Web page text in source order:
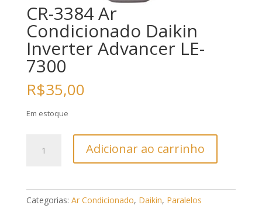
CR-3384 Ar
Condicionado Daikin
Inverter Advancer LE-
7300
R$35,00
Em estoque
3384
Inverter
Adicionar ao carrinho
Categorias: Ar Condicionado, Daikin, Paralelos